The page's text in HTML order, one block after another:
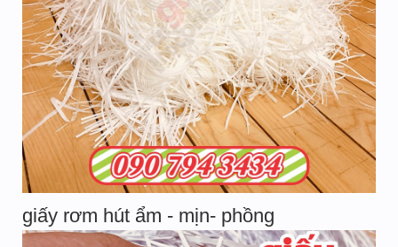
giấy rơm hút ẩm - mịn- phồng